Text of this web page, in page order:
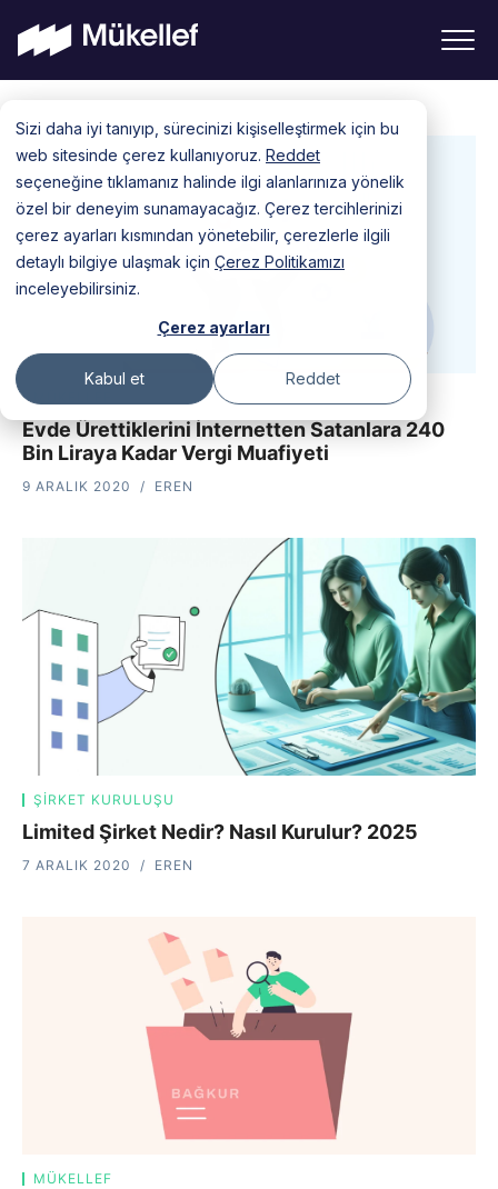
Sizi daha iyi tanıyıp, sürecinizi kişiselleştirmek için bu
web sitesinde çerez kullanıyoruz. Reddet
seçeneğine tıklamanız halinde ilgi alanlarınıza yönelik
özel bir deneyim sunamayacağız. Çerez tercihlerinizi
çerez ayarları kısmından yönetebilir, çerezlerle ilgili
detaylı bilgiye ulaşmak için Çerez Politikamızı
inceleyebilirsiniz.
Çerez ayarları
Kabul et Reddet
content
Evde Ürettiklerini İnternetten Satanlara 240
Bin Liraya Kadar Vergi Muafiyeti
9 ARALIK 2020 EREN
ŞIRKET KURULUŞU
Limited Şirket Nedir? Nasıl Kurulur? 2025
7 ARALIK 2020 EREN
MÜKELLEF